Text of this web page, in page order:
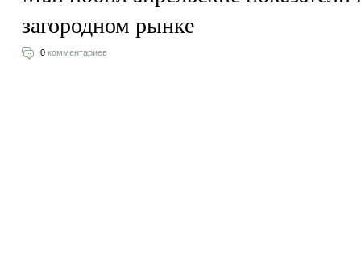
загородном рынке
0 комментариев